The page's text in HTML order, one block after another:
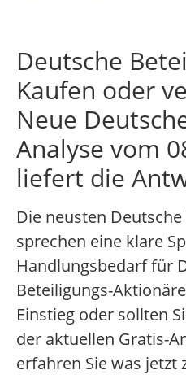
Deutsche
Kaufen oder
Neue
Analyse vom
liefert die
Die neusten
sprechen eine klare
Handlungsbedarf für
Beteiligungs-
Einstieg oder sollten
der aktuellen Gratis-
erfahren Sie was jetzt